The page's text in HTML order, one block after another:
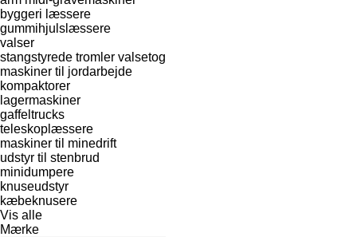
byggeri læssere
gummihjulslæssere
valser
stangstyrede tromler valsetog
maskiner til jordarbejde
kompaktorer
lagermaskiner
gaffeltrucks
teleskoplæssere
maskiner til minedrift
udstyr til stenbrud
minidumpere
knuseudstyr
kæbeknusere
Vis alle
Mærke